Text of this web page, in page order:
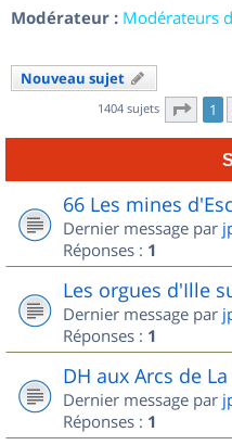
Modérateur : Modérateurs
Nouveau sujet
1404 sujets Page
1
66 Les mines
Dernier message par
Réponses : 1
Les orgues d'Ille
Dernier message par
Réponses : 1
DH aux Arcs de
Dernier message par
Réponses : 1